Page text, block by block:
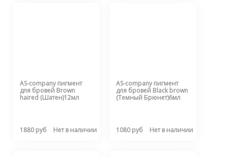
AS-company пигмент
для бровей Brown
haired (Шатен)12мл
1880 руб Нет в наличии
AS-company пигмент
для бровей Black brown
(Темный Брюнет)6мл
1080 руб Нет в наличии